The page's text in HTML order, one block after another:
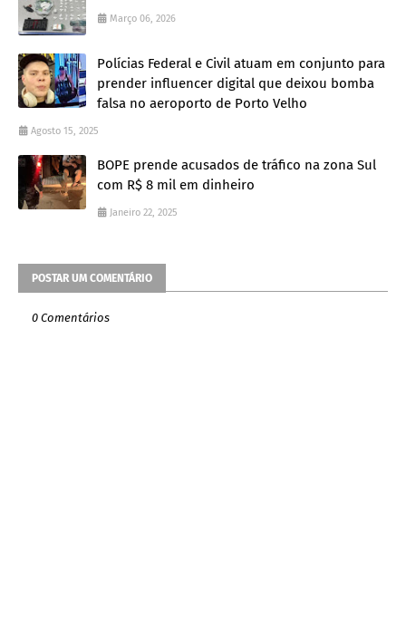
Março 06, 2026
Polícias Federal e Civil atuam em conjunto para
prender influencer digital que deixou bomba
falsa no aeroporto de Porto Velho
Agosto 15, 2025
BOPE prende acusados de tráfico na zona Sul
com R$ 8 mil em dinheiro
Janeiro 22, 2025
POSTAR UM COMENTÁRIO
0 Comentários